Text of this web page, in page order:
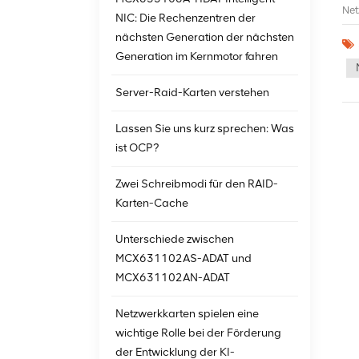
die
NIC: Die Rechenzentren der
nächsten Generation der nächsten
Generation im Kernmotor fahren
Server-Raid-Karten verstehen
Lassen Sie uns kurz sprechen: Was
ist OCP?
Zwei Schreibmodi für den RAID-
Karten-Cache
Unterschiede zwischen
MCX631102AS-ADAT und
MCX631102AN-ADAT
Netzwerkkarten spielen eine
wichtige Rolle bei der Förderung
der Entwicklung der KI-